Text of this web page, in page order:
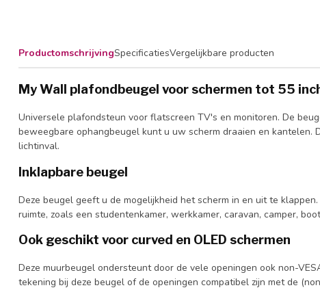
ProductomschrijvingSpecificatiesVergelijkbare producten
My Wall plafondbeugel voor schermen tot 55
Universele plafondsteun voor flatscreen TV's en monitoren. De
beweegbare ophangbeugel kunt u uw scherm draaien en
lichtinval.
Inklapbare beugel
Deze beugel geeft u de mogelijkheid het scherm in en uit te
ruimte, zoals een studentenkamer, werkkamer, caravan, camper,
Ook geschikt voor curved en OLED schermen
Deze muurbeugel ondersteunt door de vele openingen ook non-
tekening bij deze beugel of de openingen compatibel zijn met de